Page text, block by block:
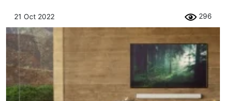
21 Oct 2022 296